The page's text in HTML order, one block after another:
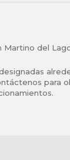
Martino del
para